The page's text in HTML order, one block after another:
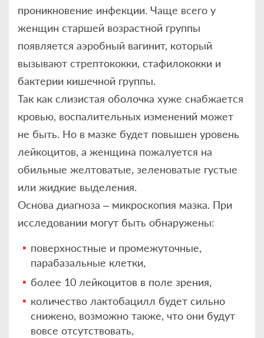
проникновение инфекции. Чаще всего у
женщин старшей возрастной группы
появляется аэробный вагинит, который
вызывают стрептококки, стафилококки и
бактерии кишечной группы.
Так как слизистая оболочка хуже снабжается
кровью, воспалительных изменений может
не быть. Но в мазке будет повышен уровень
лейкоцитов, а женщина пожалуется на
обильные желтоватые, зеленоватые густые
или жидкие выделения.
Основа диагноза – микроскопия мазка. При
исследовании могут быть обнаружены:
поверхностные и промежуточные,
парабазальные клетки,
более 10 лейкоцитов в поле зрения,
количество лактобацилл будет сильно
снижено, возможно также, что они будут
вовсе отсутствовать,